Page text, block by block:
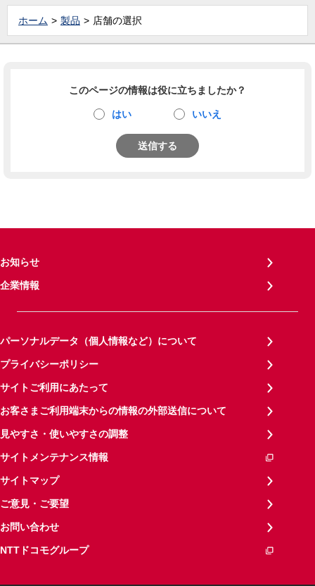
ホーム 製品 店舗の選択
このページの情報は役に立ちましたか？
はい いいえ
送信する
お知らせ
企業情報
パーソナルデータ（個人情報など）について
プライバシーポリシー
サイトご利用にあたって
お客さまご利用端末からの情報の外部送信について
見やすさ・使いやすさの調整
サイトメンテナンス情報
サイトマップ
ご意見・ご要望
お問い合わせ
NTTドコモグループ